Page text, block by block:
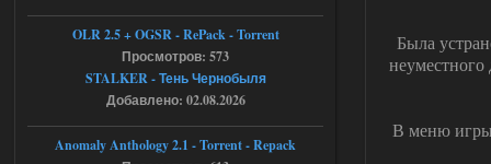
Была
В меню игры
Тайна Зоны - Remaster 2026
Stalker-Mods-Clan-su
Доступно только для пользователей
Ответить ➤
OLR 2.5 + OGSR - RePack - Torrent
Просмотров: 573
STALKER - Тень Чернобыля
Добавлено: 02.08.2026
Anomaly Anthology 2.1 - Torrent - Repack